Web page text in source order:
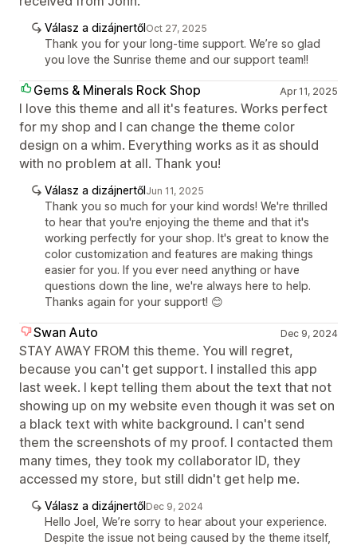
Válasz a dizájnertőlOct 27, 2025
Thank you for your long-time support. We’re so glad
you love the Sunrise theme and our support team!!
Gems & Minerals Rock Shop Apr 11, 2025
I love this theme and all it's features. Works perfect
for my shop and I can change the theme color
design on a whim. Everything works as it as should
with no problem at all. Thank you!
Válasz a dizájnertőlJun 11, 2025
Thank you so much for your kind words! We're thrilled
to hear that you're enjoying the theme and that it's
working perfectly for your shop. It's great to know the
color customization and features are making things
easier for you. If you ever need anything or have
questions down the line, we're always here to help.
Thanks again for your support! 😊
Swan Auto Dec 9, 2024
STAY AWAY FROM this theme. You will regret,
because you can't get support. I installed this app
last week. I kept telling them about the text that not
showing up on my website even though it was set on
a black text with white background. I can't send
them the screenshots of my proof. I contacted them
many times, they took my collaborator ID, they
accessed my store, but still didn't get help me.
Válasz a dizájnertőlDec 9, 2024
Hello Joel, We’re sorry to hear about your experience.
Despite the issue not being caused by the theme itself,